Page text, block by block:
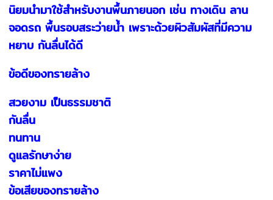
นิยมนำมาใช้สำหรับงานพื้นภายนอก เช่น ทางเดิน ลาน
จอดรถ พื้นรอบสระว่ายน้ำ เพราะด้วยผิวสัมผัสที่มีความ
หยาบ กันลื่นได้ดี
ข้อดีของทรายล้าง
สวยงาม เป็นธรรมชาติ
กันลื่น
ทนทาน
ดูแลรักษาง่าย
ราคาไม่แพง
ข้อเสียของทรายล้าง